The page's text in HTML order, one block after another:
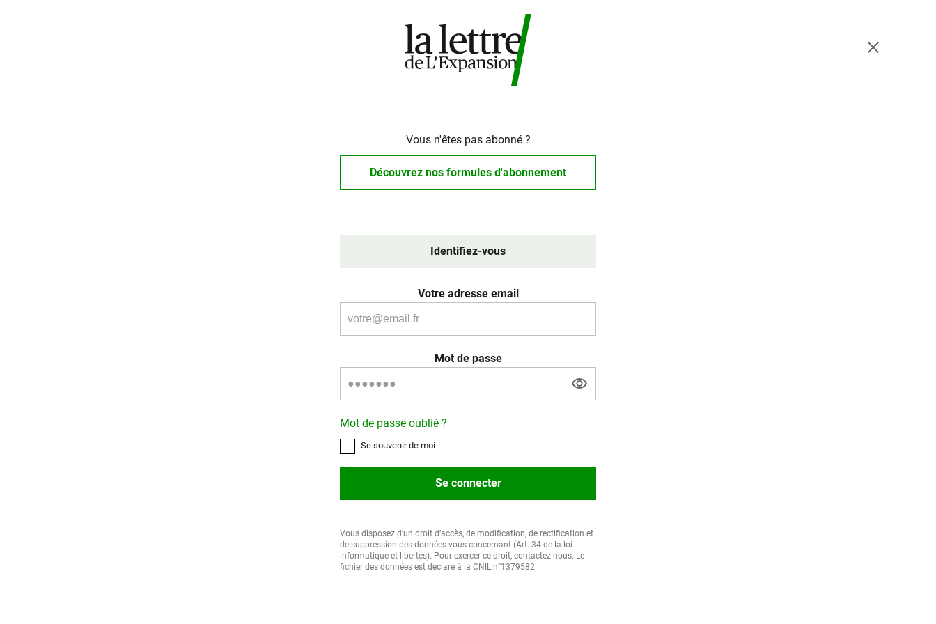
Vous n'êtes pas abonné ?
Découvrez nos formules d'abonnement
Identifiez-vous
Votre adresse email
Mot de passe
Mot de passe oublié ?
Se souvenir de moi
Se connecter
Vous disposez d’un droit d’accès, de modification, de rectification et
de suppression des données vous concernant (Art. 34 de la loi
informatique et libertés). Pour exercer ce droit, contactez-nous. Le
fichier des données est déclaré à la CNIL n°1379582